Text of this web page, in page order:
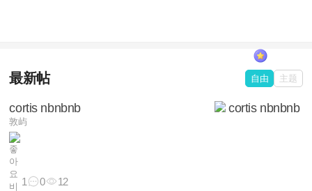
最新帖 自由 主题
cortis nbnbnb
敦屿
1 0 12